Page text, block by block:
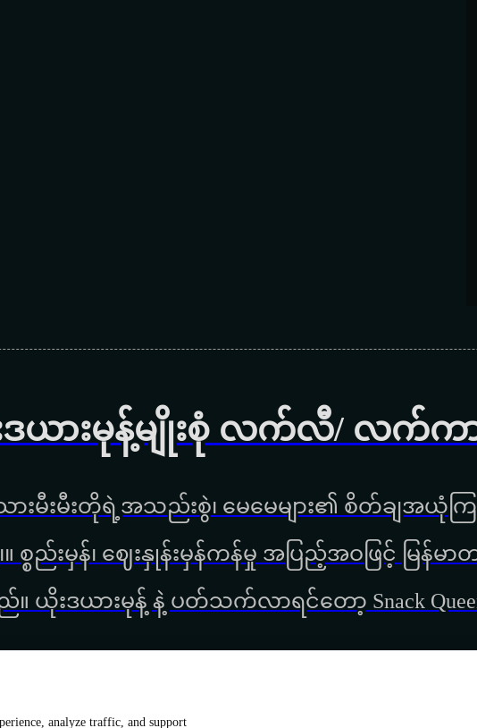
ယားမုန့်မျိုးစုံ လက်လီ/ လက်ကာ
ားမီးမီးတိုရဲ့အသည်းစွဲ၊ မေမေများ၏ စိတ်ချအယုံကြ
၊။ စ္စည်းမှန်၊ ‌ဈေးနှုန်းမှန်ကန်မှု အပြည့်အဝဖြင့် မြ
။ ယိုးဒယားမုန့် နဲ့ ပတ်သက်လာရင်တော့ Snack
analyze traffic, and support